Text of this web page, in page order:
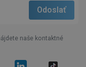
naše kontaktné